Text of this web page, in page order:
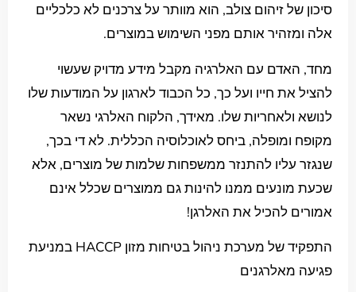
סיכון של זיהום צולב, הוא מוותר על צרכנים לא כלכליים
אלה ומזהיר אותם מפני השימוש במוצרים.
מחד, האדם עם האלרגיה מקבל מידע מדויק שעשוי
להציל את חייו ועל כך, כל הכבוד לארגון על המודעות שלו
לנושא ולאחריות שלו. מאידך, הלקוח האלרגי נשאר
מקופח ומופלה, ביחס לאוכלוסיה הכללית. לא די בכך,
שנגזר עליו להתנזר ממשפחות שלמות של מוצרים, אלא
שכעת מונעים ממנו להינות גם ממוצרים שכלל אינם
אמורים להכיל את האלרגן!
התפקיד של מערכת ניהול בטיחות מזון HACCP במניעת
פגיעה מאלרגנים